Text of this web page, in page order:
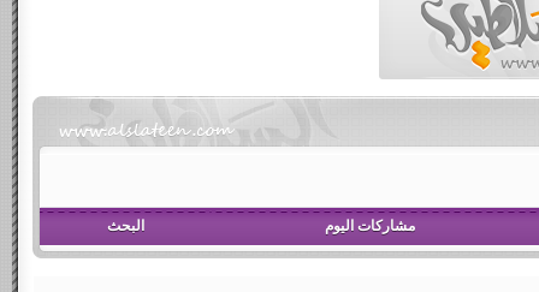
مشاركات اليوم البحث